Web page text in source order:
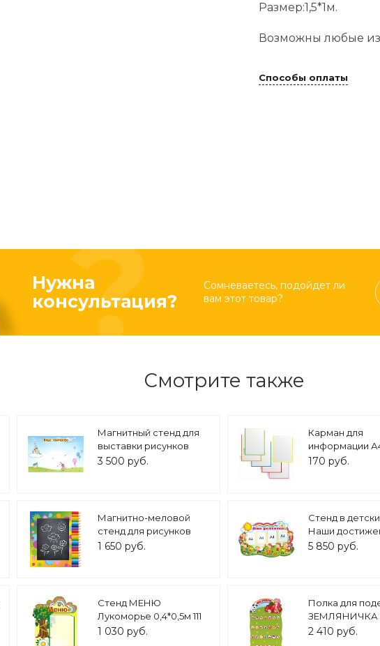
Размер:1,5*1м.
Возможны любые
Способы оплаты
Нужна
консультация?
Сомневаетесь, подойдет ли
вам этот товар?
Смотрите также
Магнитный стенд для
выставки рисунков
0,8*1,25м арт. 4963
3 500 руб.
Карман для
информации
К840
170 руб.
Магнитно-меловой
стенд для рисунков
"Карандашики"
1 650 руб.
Стенд в
Наши
фигурный 4
5 850 руб.
Стенд МЕНЮ
Лукоморье 0,4*0,5м 111
карман фигурный арт.
1 030 руб.
Полка для
ЗЕМЛЯНИЧКА
0,55*0,90м арт.
2 410 руб.